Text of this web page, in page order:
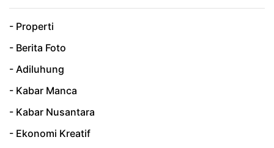
- Properti
- Berita Foto
- Adiluhung
- Kabar Manca
- Kabar Nusantara
- Ekonomi Kreatif